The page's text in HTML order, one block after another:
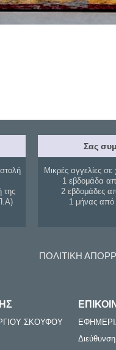
της
Σας
Μικρές αγγελίες σε
1 εβδομάδα
2 εβδομάδες
1 μήνας
ΠΟΛΙΤΙΚΗ
ΣΚΟΥΦΟΥ